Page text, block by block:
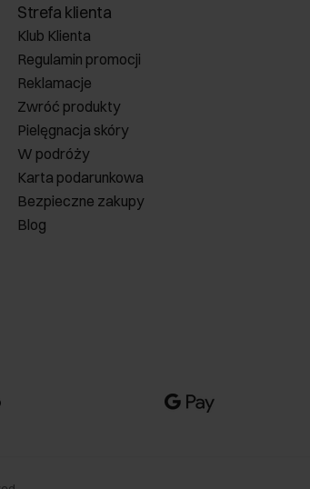
Strefa klienta
Klub Klienta
Regulamin promocji
Reklamacje
Zwróć produkty
Pielęgnacja skóry
W podróży
Karta podarunkowa
Bezpieczne zakupy
Blog